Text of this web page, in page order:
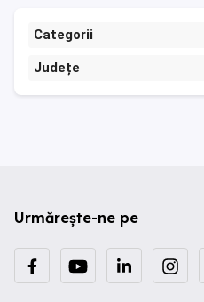
Categorii
Județe
Urmărește-ne pe